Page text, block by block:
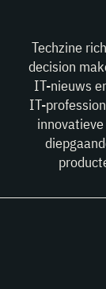
Techzine
decision
IT-nieuws
IT-